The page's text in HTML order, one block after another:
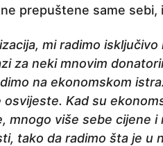
prepuštene same sebi,
mi radimo
za neki mnovim
na ekonomskom
Kad su
mnogo više sebe cijene i
tako da radimo šta je u